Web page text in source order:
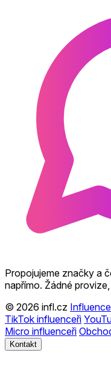
Propojujeme značky a
napřímo. Žádné
© 2026 infl.cz
TikTok influenceři
Micro influenceři
Kontakt